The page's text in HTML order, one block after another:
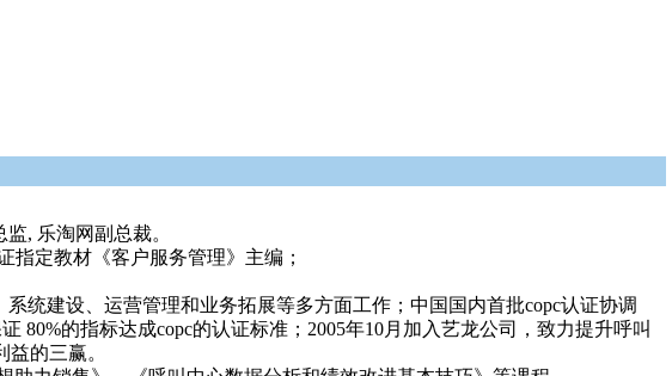
, 乐淘网副总裁。
指定教材《客户服务管理》主编；
统建设、运营管理和业务拓展等多方面工作；中国国内首批copc认证协调
80%的指标达成copc的认证标准；2005年10月加入艺龙公司，致力提升呼叫
的三赢。